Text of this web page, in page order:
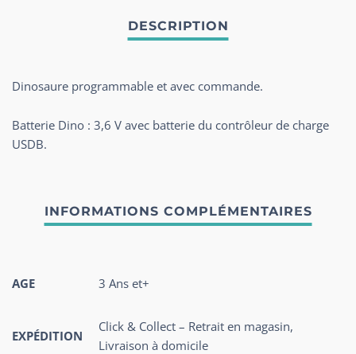
Dinosaure programmable et avec commande.
Batterie Dino : 3,6 V avec batterie du contrôleur de charge
USDB.
AGE 3 Ans et+
EXPÉDITION
Click & Collect – Retrait en magasin,
Livraison à domicile